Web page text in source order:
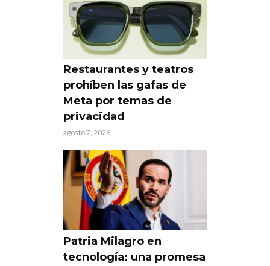
Restaurantes y teatros
prohíben las gafas de
Meta por temas de
privacidad
agosto 7, 2026
Patria Milagro en
tecnología: una promesa